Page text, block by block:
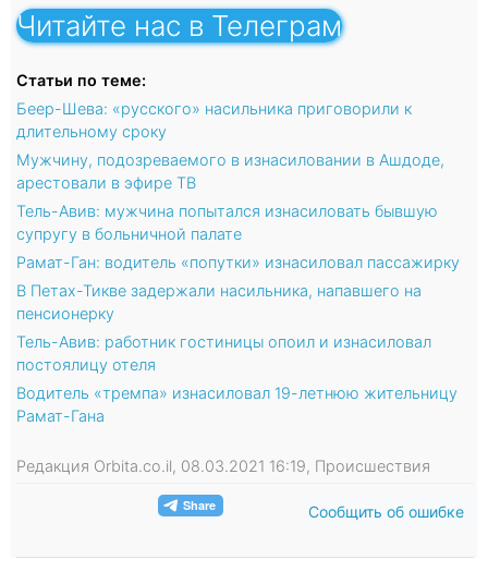
Читайте нас в Телеграм
Статьи по теме:
Беер-Шева: «русского» насильника приговорили к
длительному сроку
Мужчину, подозреваемого в изнасиловании в Ашдоде,
арестовали в эфире ТВ
Тель-Авив: мужчина попытался изнасиловать бывшую
супругу в больничной палате
Рамат-Ган: водитель «попутки» изнасиловал пассажирку
В Петах-Тикве задержали насильника, напавшего на
пенсионерку
Тель-Авив: работник гостиницы опоил и изнасиловал
постоялицу отеля
Водитель «тремпа» изнасиловал 19-летнюю жительницу
Рамат-Гана
Редакция Orbita.co.il, 08.03.2021 16:19, Происшествия
Сообщить об ошибке